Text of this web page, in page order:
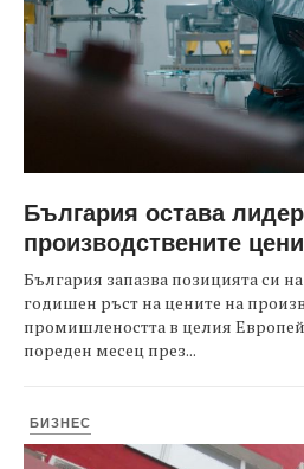
България остава
производствените
България запазва позицията си
годишен ръст на цените на
промишлеността в целия
пореден месец през...
БИЗНЕС